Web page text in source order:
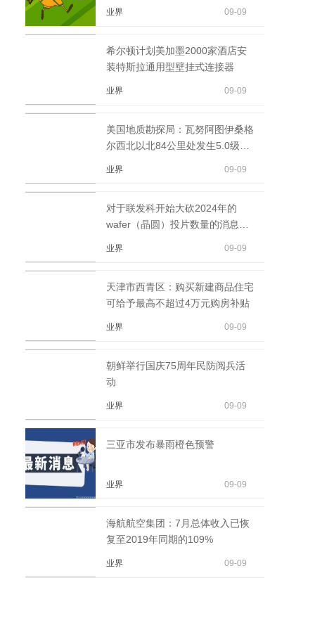
业界 09-09
希尔顿计划美加墨2000家酒店安
装特斯拉通用型壁挂式连接器
业界 09-09
美国地质勘探局：瓦努阿图伊桑格
尔西北以北84公里处发生5.0级地
业界 09-09
对于联发科开始大砍2024年的
wafer（晶圆）投片数量的消息，
业界 09-09
天津市西青区：购买新建商品住宅
可给予最高不超过4万元购房补贴
业界 09-09
朝鲜举行国庆75周年民防阅兵活
动
业界 09-09
三亚市发布暴雨橙色预警
业界 09-09
海航航空集团：7月总体收入已恢
复至2019年同期的109%
业界 09-09